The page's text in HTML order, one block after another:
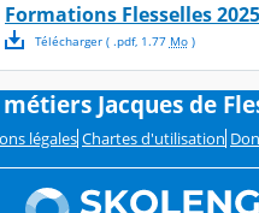
Formations Flesselles 2025
Télécharger( .pdf, 1.77 Mo)
Jacques de
légales Chartes d'utilisation